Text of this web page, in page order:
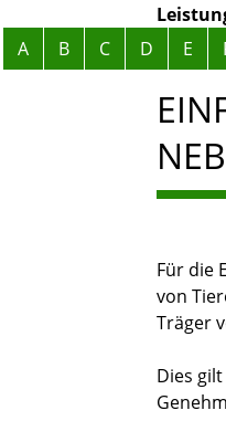
A B C D E
Für die
von
Träger
Dies